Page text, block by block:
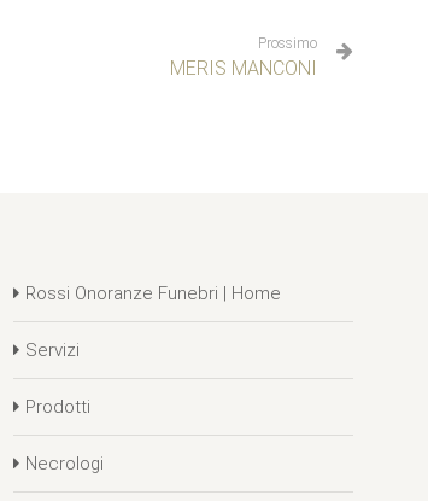
Prossimo
MERIS MANCONI
Rossi Onoranze Funebri | Home
Servizi
Prodotti
Necrologi